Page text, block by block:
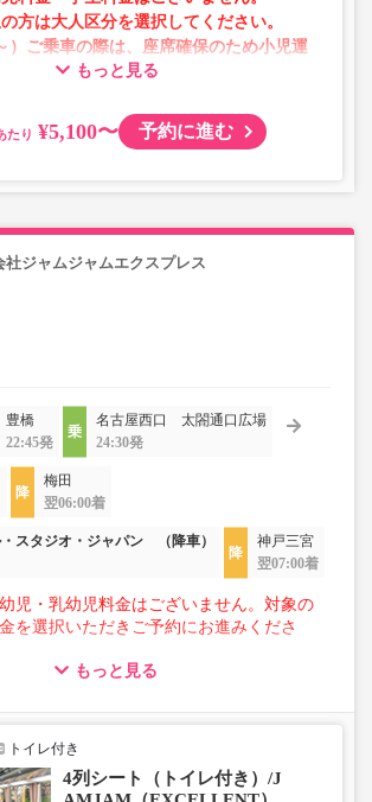
方は大人区分を選択してください。
）ご乗車の際は、座席確保のため小児運
必要です。
間はシステムメンテナンスの為ご予約が
に随時価格が変動いたします。購入時に
の上でご予約をお願いいたします。
用意となります。
備等の都合により、予告なく車両・シート
場合がございます。あらかじめご了承く
もっと見る
¥5,100〜 予約に進む
社ジャムジャムエクスプレス
豊橋
22:45発
名古屋西口 太閤通口広場
24:30発
梅田
翌06:00着
スタジオ・ジャパン （降車）
神戸三宮
翌07:00着
児・乳幼児料金はございません。対象の
を選択いただきご予約にお進みくださ
預かりできる荷物
以内、かつ10kg以下のものをおひとり様1
い荷物（貴重品以外は車内持ち込みも不
もっと見る
トイレ付き
4列シート（トイレ付き）/J